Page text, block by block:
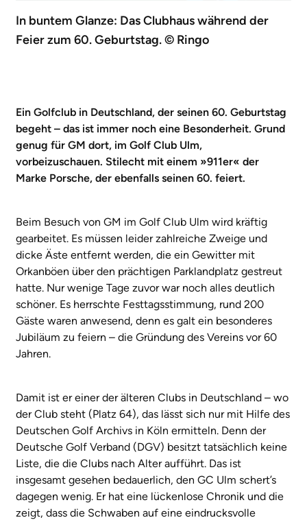
In buntem Glanze: Das Clubhaus während der
Feier zum 60. Geburtstag. © Ringo
Ein Golfclub in Deutschland, der seinen 60. Geburtstag
begeht – das ist immer noch eine Besonderheit. Grund
genug für GM dort, im Golf Club Ulm,
vorbeizuschauen. Stilecht mit einem »911er« der
Marke Porsche, der ebenfalls seinen 60. feiert.
Beim Besuch von GM im Golf Club Ulm wird kräftig
gearbeitet. Es müssen leider zahlreiche Zweige und
dicke Äste entfernt werden, die ein Gewitter mit
Orkanböen über den prächtigen Parklandplatz gestreut
hatte. Nur wenige Tage zuvor war noch alles deutlich
schöner. Es herrschte Festtagsstimmung, rund 200
Gäste waren anwesend, denn es galt ein besonderes
Jubiläum zu feiern – die Gründung des Vereins vor 60
Jahren.
Damit ist er einer der älteren Clubs in Deutschland – wo
der Club steht (Platz 64), das lässt sich nur mit Hilfe des
Deutschen Golf Archivs in Köln ermitteln. Denn der
Deutsche Golf Verband (DGV) besitzt tatsächlich keine
Liste, die die Clubs nach Alter aufführt. Das ist
insgesamt gesehen bedauerlich, den GC Ulm schert’s
dagegen wenig. Er hat eine lückenlose Chronik und die
zeigt, dass die Schwaben auf eine eindrucksvolle